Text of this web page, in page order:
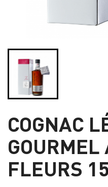
COGNAC
GOURMEL
FLEURS